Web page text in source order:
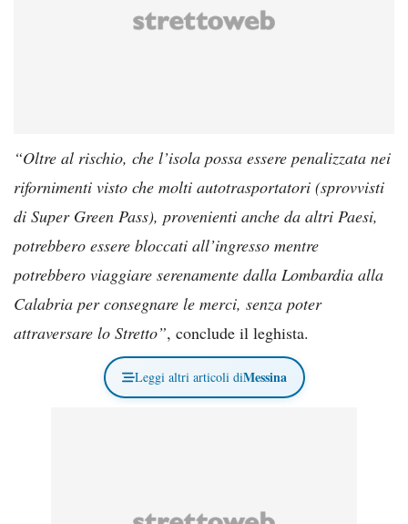
“Oltre al rischio, che l’isola possa essere penalizzata nei
rifornimenti visto che molti autotrasportatori (sprovvisti
di Super Green Pass), provenienti anche da altri Paesi,
potrebbero essere bloccati all’ingresso mentre
potrebbero viaggiare serenamente dalla Lombardia alla
Calabria per consegnare le merci, senza poter
attraversare lo Stretto”, conclude il leghista.
Leggi altri articoli diMessina